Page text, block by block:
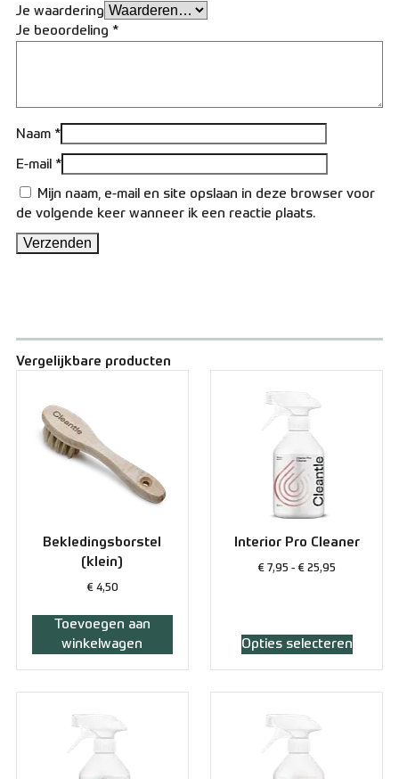
Je waardering
Je beoordeling *
Naam *
E-mail *
Mijn naam, e-mail en site opslaan in deze browser voor
de volgende keer wanneer ik een reactie plaats.
Vergelijkbare producten
Bekledingsborstel
(klein)
€4,50
Toevoegen aan
winkelwagen
Interior Pro Cleaner
€ 7,95 - € 25,95
Opties selecteren